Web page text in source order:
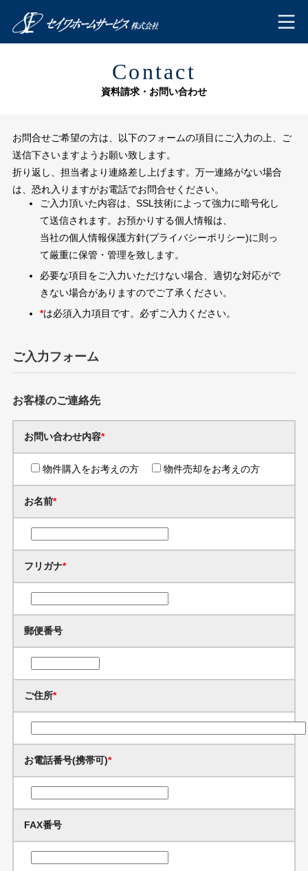
Contact
資料請求・お問い合わせ
お問合せご希望の方は、以下のフォームの項目にご入力の上、ご
送信下さいますようお願い致します。
折り返し、担当者より連絡差し上げます。万一連絡がない場合
は、恐れ入りますがお電話でお問合せください。
ご入力頂いた内容は、SSL技術によって強力に暗号化し
て送信されます。お預かりする個人情報は、
当社の個人情報保護方針(プライバシーポリシー)に則っ
て厳重に保管・管理を致します。
必要な項目をご入力いただけない場合、適切な対応がで
きない場合がありますのでご了承ください。
*は必須入力項目です。必ずご入力ください。
ご入力フォーム
お客様のご連絡先
お問い合わせ内容*
物件購入をお考えの方 物件売却をお考えの方
お名前*
フリガナ*
郵便番号
ご住所*
お電話番号(携帯可)*
FAX番号